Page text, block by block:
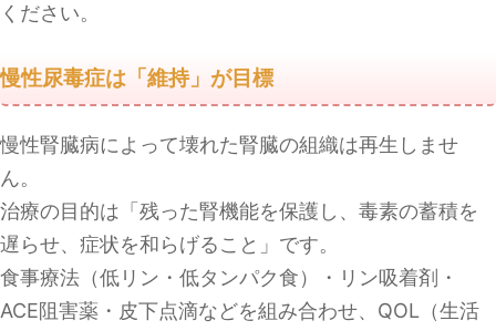
ください。
慢性尿毒症は「維持」が目標
慢性腎臓病によって壊れた腎臓の組織は再生しませ
ん。
治療の目的は「残った腎機能を保護し、毒素の蓄積を
遅らせ、症状を和らげること」です。
食事療法（低リン・低タンパク食）・リン吸着剤・
ACE阻害薬・皮下点滴などを組み合わせ、QOL（生活